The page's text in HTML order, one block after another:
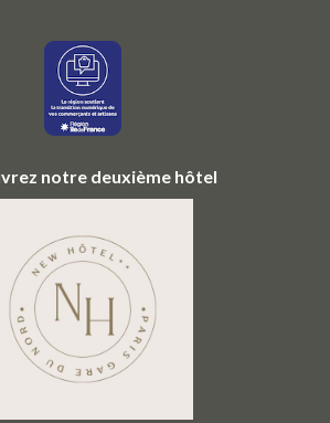
notre deuxième hôtel